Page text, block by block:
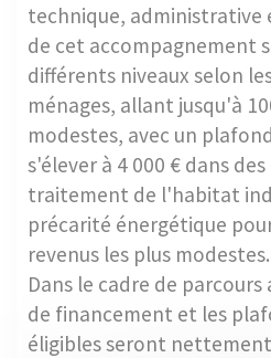
technique, administrative
de cet accompagnement
différents niveaux selon
ménages, allant jusqu'à
modestes, avec un
s'élever à 4 000 € dans
traitement de l'habitat
précarité énergétique
revenus les plus modestes.
Dans le cadre de
de financement et les
éligibles seront